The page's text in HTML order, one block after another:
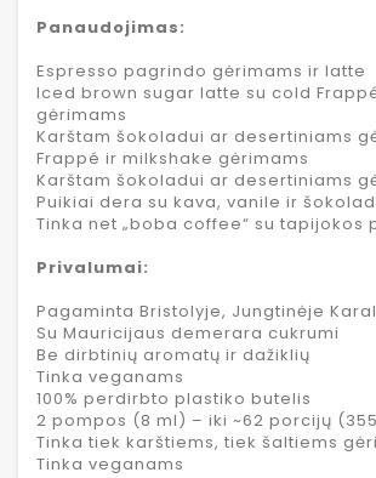
Panaudojimas:
Espresso pagrindo gėrimams ir latte
Iced brown sugar latte su cold
gėrimams
Karštam šokoladui ar desertiniams
Frappé ir milkshake gėrimams
Karštam šokoladui ar desertiniams
Puikiai dera su kava, vanile ir
Tinka net „boba coffee“ su tapijokos
Privalumai:
Pagaminta Bristolyje, Jungtinėje
Su Mauricijaus demerara cukrumi
Be dirbtinių aromatų ir dažiklių
Tinka veganams
100% perdirbto plastiko butelis
2 pompos (8 ml) – iki ~62 porcijų
Tinka tiek karštiems, tiek šaltiems
Tinka veganams